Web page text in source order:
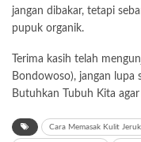
jangan dibakar, tetapi
pupuk organik.
Terima kasih telah
Bondowoso), jangan lupa
Butuhkan Tubuh Kita
Cara Memasak Kulit Jeruk